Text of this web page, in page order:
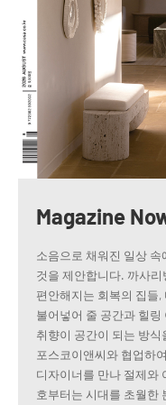
Magazine
소음으로 채워진 일상
것을 제안합니다. 까사
편안해지는 회복의 집들
불어넣어 줄 공간과 힐
취향이 공간이 되는 방식
포스코이앤씨와 협업하
디자이너를 만나 절제와
호부터는 시대를 초월한